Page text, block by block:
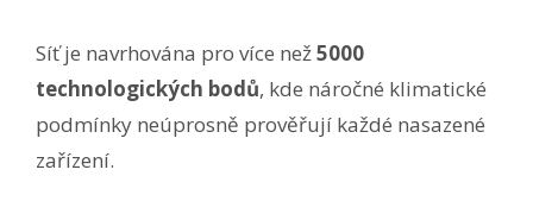
Síť je navrhována pro více než5000
technologických bodů, kde náročné klimatické
podmínky neúprosně prověřují každé nasazené
zařízení.